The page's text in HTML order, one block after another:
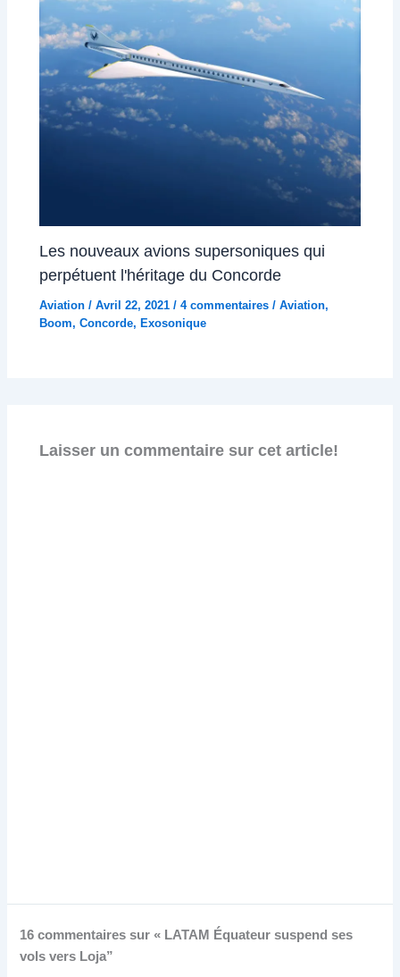
Les nouveaux avions supersoniques qui
perpétuent l'héritage du Concorde
Aviation /Avril 22, 2021/4 commentaires /Aviation,
Boom,Concorde, Exosonique
Laisser un commentaire sur cet article!
16 commentaires sur « LATAM Équateur suspend ses
vols vers Loja”